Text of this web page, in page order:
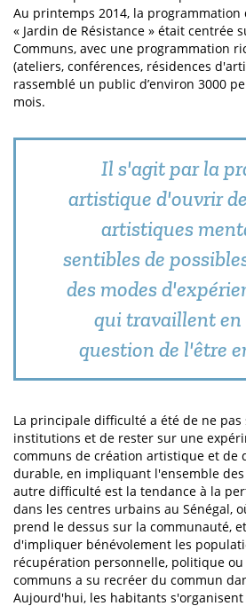
Au printemps 2014, la
« Jardin de Résistance » était centrée
Communs, avec une programmation
(ateliers, conférences, résidences
rassemblé un public d’environ 3000
mois.
Il s'agit par la
artistique d'ouvrir
artistiques
sentibles de
des modes
qui travaillent en
question de l'être
La principale difficulté a été de ne
institutions et de rester sur une
communs de création artistique et de
durable, en impliquant l'ensemble
autre difficulté est la tendance à la
dans les centres urbains au Sénégal,
prend le dessus sur la communauté,
d'impliquer bénévolement les
récupération personnelle, politique ou
communs a su recréer du commun
Aujourd'hui, les habitants